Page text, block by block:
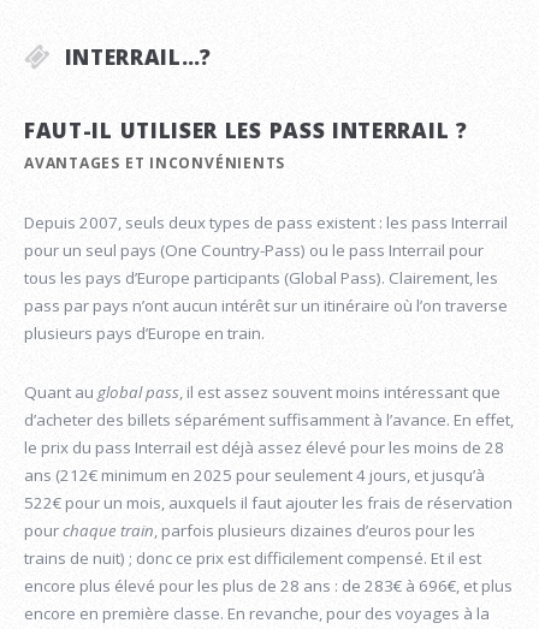
INTERRAIL…?
FAUT-IL UTILISER LES PASS INTERRAIL ?
AVANTAGES ET INCONVÉNIENTS
Depuis 2007, seuls deux types de pass existent : les pass Interrail
pour un seul pays (One Country-Pass) ou le pass Interrail pour
tous les pays d’Europe participants (Global Pass). Clairement, les
pass par pays n’ont aucun intérêt sur un itinéraire où l’on traverse
plusieurs pays d’Europe en train.
Quant au global pass, il est assez souvent moins intéressant que
d’acheter des billets séparément suffisamment à l’avance. En effet,
le prix du pass Interrail est déjà assez élevé pour les moins de 28
ans (212€ minimum en 2025 pour seulement 4 jours, et jusqu’à
522€ pour un mois, auxquels il faut ajouter les frais de réservation
pourchaque train, parfois plusieurs dizaines d’euros pour les
trains de nuit) ; donc ce prix est difficilement compensé. Et il est
encore plus élevé pour les plus de 28 ans : de 283€ à 696€, et plus
encore en première classe. En revanche, pour des voyages à la